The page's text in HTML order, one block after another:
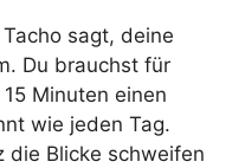
sagt, deine
Du brauchst für
Minuten einen
wie jeden Tag.
die Blicke schweifen